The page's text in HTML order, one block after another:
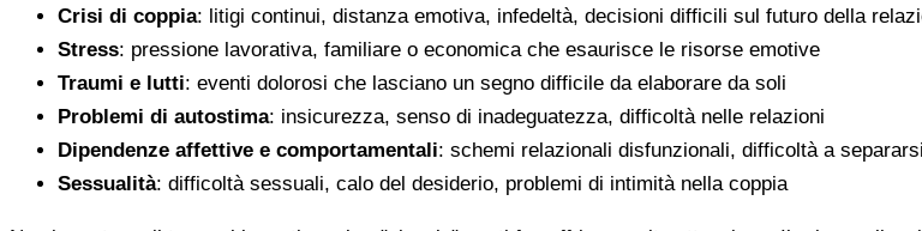
Crisi di coppia: litigi continui, distanza emotiva, infedeltà, decisioni difficili sul futuro della
Stress: pressione lavorativa, familiare o economica che esaurisce le risorse emotive
Traumi e lutti: eventi dolorosi che lasciano un segno difficile da elaborare da soli
Problemi di autostima: insicurezza, senso di inadeguatezza, difficoltà nelle relazioni
Dipendenze affettive e comportamentali: schemi relazionali disfunzionali, difficoltà a separarsi
Sessualità: difficoltà sessuali, calo del desiderio, problemi di intimità nella coppia